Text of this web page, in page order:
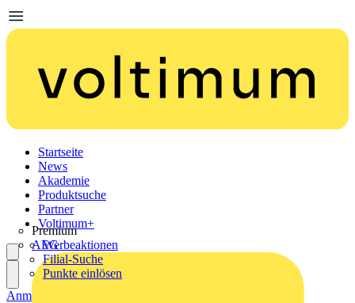
Startseite
News
Akademie
Produktsuche
Partner
Premium
AEG
Voltimum+
Werbeaktionen
Filial-Suche
Punkte einlösen
Anmelden